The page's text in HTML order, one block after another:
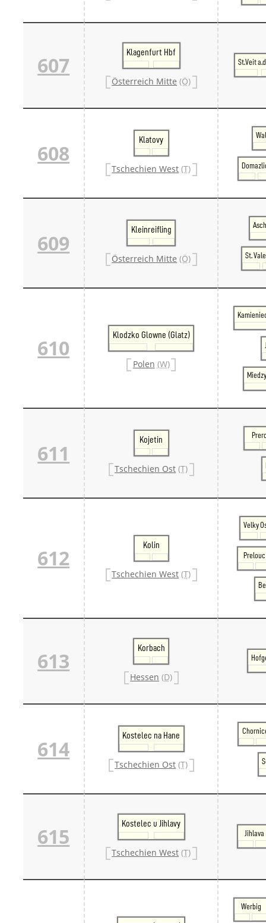
607
Klagenfurt Hbf
Österreich Mitte (Ö)
St.Veit
608
Klatovy
Tschechien West (T)
609
Kleinreifling
Österreich Mitte (Ö) St.
610
Klodzko Glowne (Glatz)
Polen (W)
611
Kojetin
Tschechien Ost (T)
612
Kolin
Tschechien West (T)
Velky
Prelouc
613
Korbach
Hessen (D)
614
Kostelec na Hane
Tschechien Ost (T)
615
Kostelec u Jihlavy
Tschechien West (T)
Jihlava
Werbig